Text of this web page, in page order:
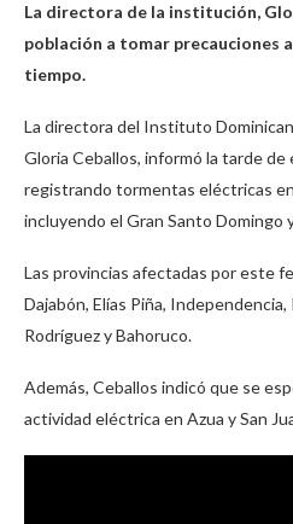
La directora de la institución,
población a tomar precauciones
tiempo.
La directora del Instituto
Gloria Ceballos, informó la tarde
registrando tormentas eléctricas
incluyendo el Gran Santo Domingo
Las provincias afectadas por este
Dajabón, Elías Piña,
Rodríguez y Bahoruco.
Además, Ceballos indicó que se
actividad eléctrica en Azua y San